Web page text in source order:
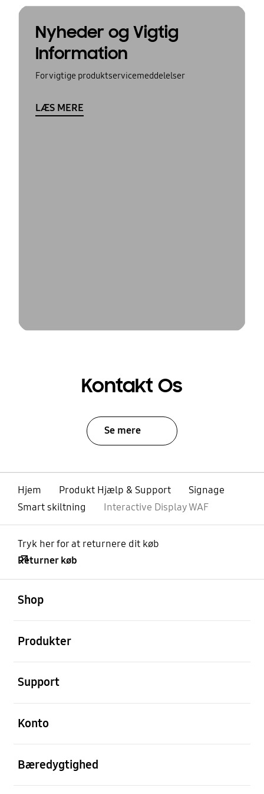
Nyheder og Vigtig
Information
For vigtige produktservicemeddelelser
LÆS MERE
Kontakt Os
Se mere
Hjem Produkt Hjælp & Support
Signage
Smart skiltning
Interactive Display WAF
Tryk her for at returnere dit køb
Returner køb
Shop
Produkter
Support
Konto
Bæredygtighed